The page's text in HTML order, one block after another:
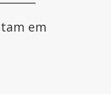
em